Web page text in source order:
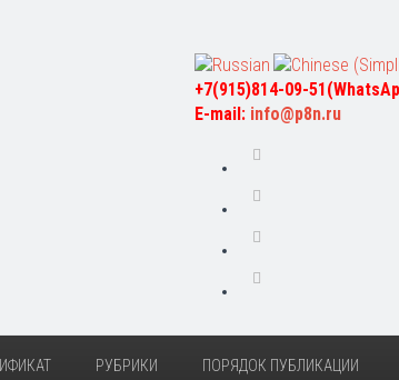
+7(915)814-09-
E-mail: info@p8n.ru
РУБРИКИ ПОРЯДОК ПУБЛИКАЦИИ